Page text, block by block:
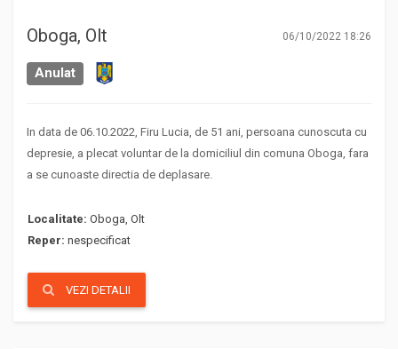
Oboga, Olt 06/10/2022 18:26
Anulat
In data de 06.10.2022, Firu Lucia, de 51 ani, persoana cunoscuta cu
depresie, a plecat voluntar de la domiciliul din comuna Oboga, fara
a se cunoaste directia de deplasare.
Localitate: Oboga, Olt
Reper: nespecificat
VEZI DETALII